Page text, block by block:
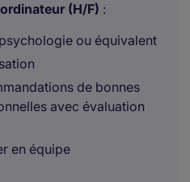
(H/F) :
ou équivalent
de bonnes
avec évaluation
en équipe